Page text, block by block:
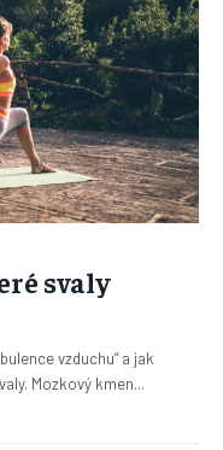
svaly
vzduchu“ a jak
během cvičení ovládat pomocné dýchací svaly. Mozkový kmen...